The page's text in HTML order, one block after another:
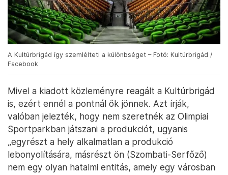
A Kultúrbrigád így szemlélteti a különbséget – Fotó: Kultúrbrigád /
Facebook
Mivel a kiadott közleményre reagált a Kultúrbrigád
is, ezért ennél a pontnál ők jönnek. Azt írják,
valóban jelezték, hogy nem szeretnék az Olimpiai
Sportparkban játszani a produkciót, ugyanis
„egyrészt a hely alkalmatlan a produkció
lebonyolítására, másrészt ön (Szombati-Serfőző)
nem egy olyan hatalmi entitás, amely egy városban